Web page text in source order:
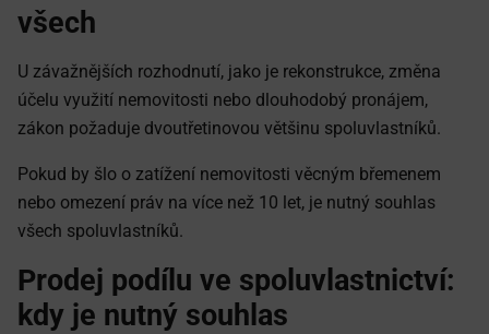
všech
U závažnějších rozhodnutí, jako je rekonstrukce, změna
účelu využití nemovitosti nebo dlouhodobý pronájem,
zákon požaduje dvoutřetinovou většinu spoluvlastníků.
Pokud by šlo o zatížení nemovitosti věcným břemenem
nebo omezení práv na více než 10 let, je nutný souhlas
všech spoluvlastníků.
Prodej podílu ve spoluvlastnictví:
kdy je nutný souhlas